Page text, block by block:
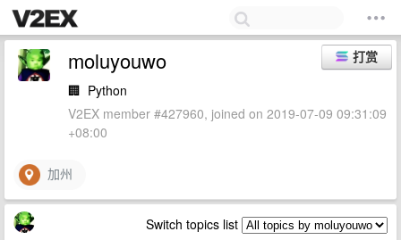
打赏
moluyouwo
🏢 Python
V2EX member #427960, joined on 2019-07-09 09:31:09
+08:00
加州
Switch topics list